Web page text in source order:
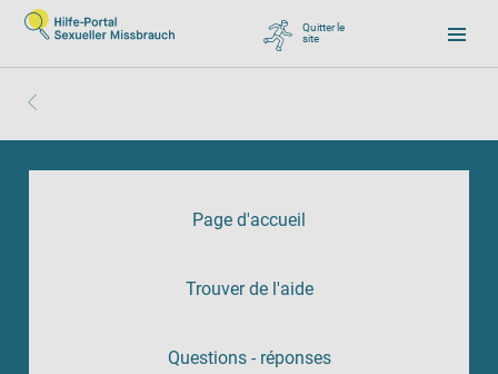
Quitter le
site, zu Google wechseln
Page d'accueil
Trouver de l'aide
Questions - réponses